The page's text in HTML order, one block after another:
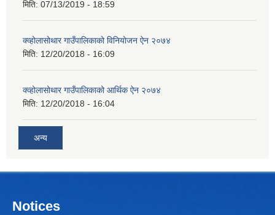
मिति: 07/13/2019 - 18:59
क्व्होलासोथार गाउँपालिकाको विनियोजन ऐन २०७४
मिति: 12/20/2018 - 16:09
क्व्होलासोथार गाउँपालिकाको आर्थिक ऐन २०७४
मिति: 12/20/2018 - 16:04
अन्य
Notices